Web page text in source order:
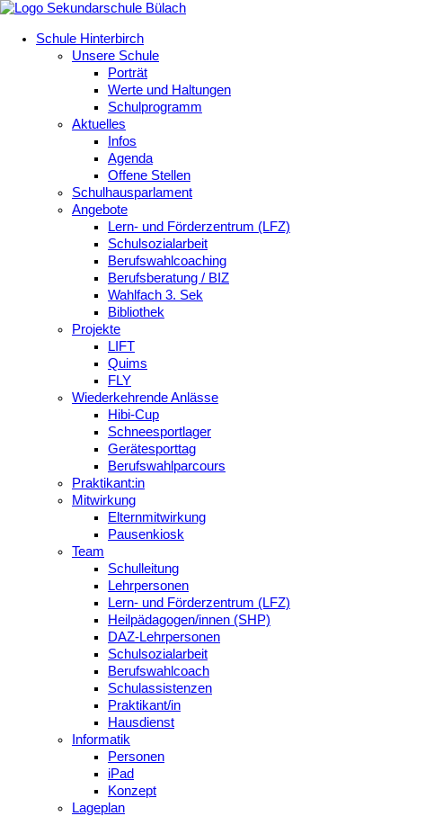
Schule Hinterbirch
Unsere Schule
Porträt
Werte und Haltungen
Schulprogramm
Aktuelles
Infos
Agenda
Offene Stellen
Schulhausparlament
Angebote
Lern- und Förderzentrum (LFZ)
Schulsozialarbeit
Berufswahlcoaching
Berufsberatung / BIZ
Wahlfach 3. Sek
Bibliothek
Projekte
LIFT
Quims
FLY
Wiederkehrende Anlässe
Hibi-Cup
Schneesportlager
Gerätesporttag
Berufswahlparcours
Praktikant:in
Mitwirkung
Elternmitwirkung
Pausenkiosk
Team
Schulleitung
Lehrpersonen
Lern- und Förderzentrum (LFZ)
Heilpädagogen/innen (SHP)
DAZ-Lehrpersonen
Schulsozialarbeit
Berufswahlcoach
Schulassistenzen
Praktikant/in
Hausdienst
Informatik
Personen
iPad
Konzept
Lageplan